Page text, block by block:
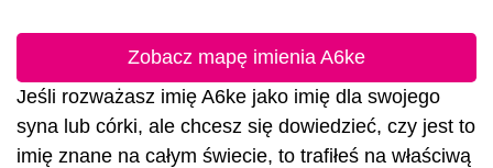
Zobacz mapę imienia A6ke
Jeśli rozważasz imię A6ke jako imię dla swojego
syna lub córki, ale chcesz się dowiedzieć, czy jest to
imię znane na całym świecie, to trafiłeś na właściwą